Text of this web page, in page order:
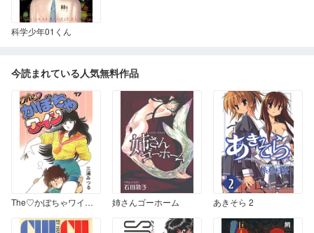
科学少年01くん
今読まれている人気無料作品
The♡かぼちゃワイン 17 姉さんゴーホーム あきそら 2